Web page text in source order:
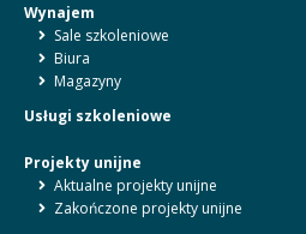
Wynajem
Sale szkoleniowe
Biura
Magazyny
Usługi szkoleniowe
Projekty unijne
Aktualne projekty unijne
Zakończone projekty unijne